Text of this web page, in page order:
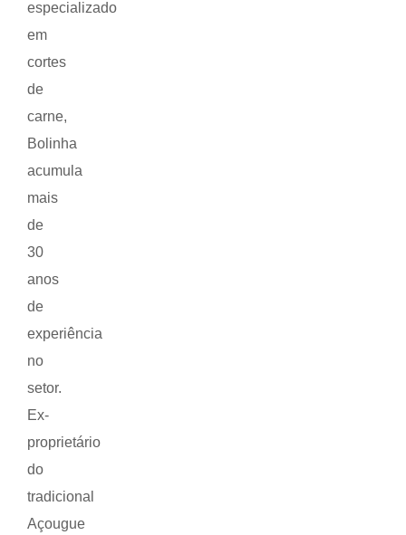
especializado
em
cortes
de
carne,
Bolinha
acumula
mais
de
30
anos
de
experiência
no
setor.
Ex-
proprietário
do
tradicional
Açougue